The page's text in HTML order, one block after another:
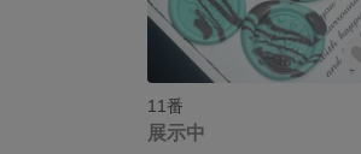
11番
展示中